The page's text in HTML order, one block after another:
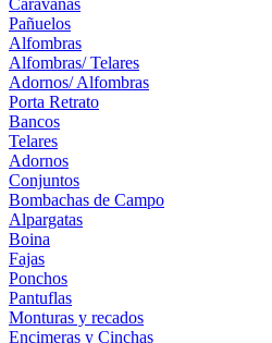
Caravanas
Pañuelos
Alfombras
Alfombras/ Telares
Adornos/ Alfombras
Porta Retrato
Bancos
Telares
Adornos
Conjuntos
Bombachas de Campo
Alpargatas
Boina
Fajas
Ponchos
Pantuflas
Monturas y recados
Encimeras y Cinchas